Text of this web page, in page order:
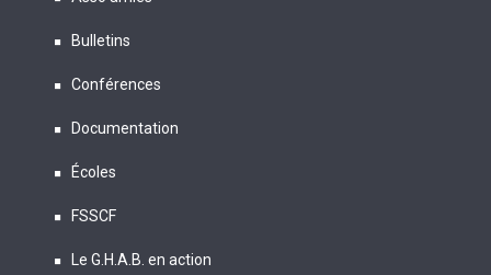
Bulletins
Conférences
Documentation
Écoles
FSSCF
Le G.H.A.B. en action